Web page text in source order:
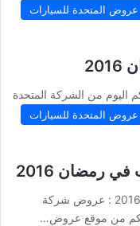
أقوى…
عروض المتحدة للسيارات
عروض رمضان 2016 : اليكم اليوم من الشركة المتحدة
عروض المتحدة للسيارات
رمضان 2016
عروض شركة المتحدة للسيارات في رمضان 2016 : عروض شركة